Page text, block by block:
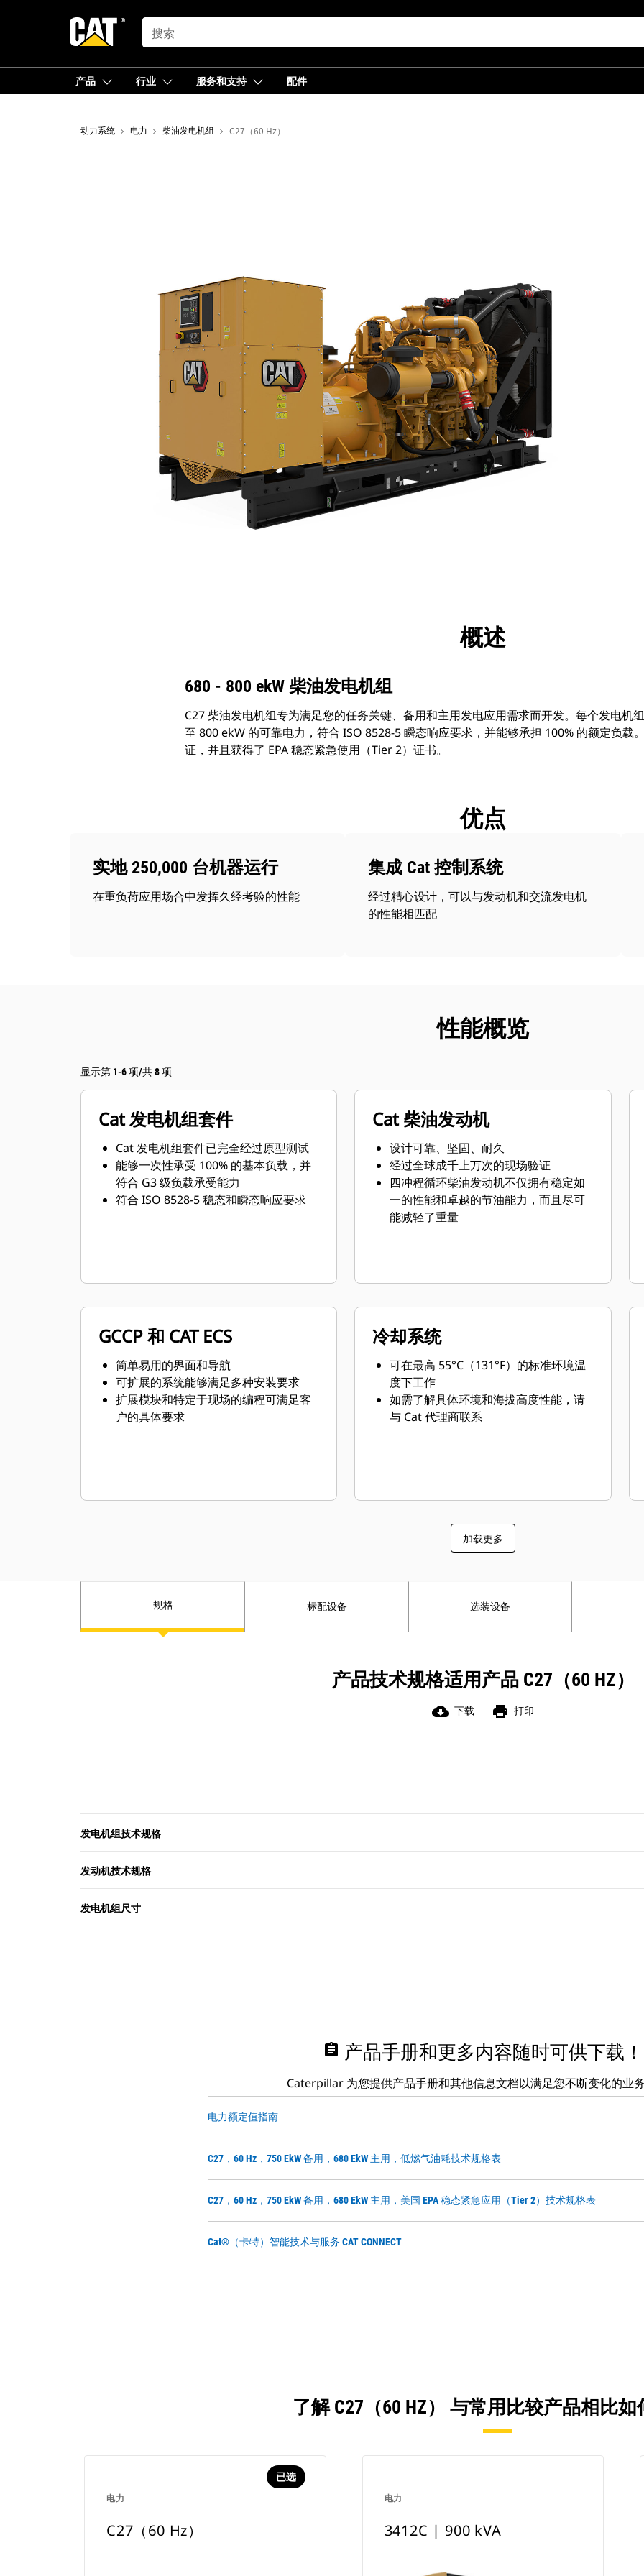
SEARCH
产品 行业 服务和支持 配件
动力系统 电力 柴油发电机组 C27（60 Hz）
展示
概述
680 - 800 ekW 柴油发电机组
C27 柴油发电机组专为满足您的任务关键、备用和主用发电应用需求而开发。每个发电机
至 800 ekW 的可靠电力，符合 ISO 8528-5 瞬态响应要求，并能够承担 100% 的额定负载
证，并且获得了 EPA 稳态紧急使用（Tier 2）证书。
优点
实地 250,000 台机器运行
在重负荷应用场合中发挥久经考验的性能
集成 Cat 控制系统
经过精心设计，可以与发动机和交流发电机
的性能相匹配
性能概览
显示第 1-6 项/共 8 项
Cat 发电机组套件
Cat 发电机组套件已完全经过原型测试
能够一次性承受 100% 的基本负载，并
符合 G3 级负载承受能力
符合 ISO 8528-5 稳态和瞬态响应要求
Cat 柴油发动机
设计可靠、坚固、耐久
经过全球成千上万次的现场验证
四冲程循环柴油发动机不仅拥有稳定如
一的性能和卓越的节油能力，而且尽可
能减轻了重量
GCCP 和 CAT ECS
简单易用的界面和导航
可扩展的系统能够满足多种安装要求
扩展模块和特定于现场的编程可满足客
户的具体要求
冷却系统
可在最高 55°C（131°F）的标准环境温
度下工作
如需了解具体环境和海拔高度性能，请
与 Cat 代理商联系
加载更多
规格 标配设备 选装设备
产品技术规格适用产品 C27（60 HZ）
cloud_download 下载 print 打印
发电机组技术规格
发动机技术规格
发电机组尺寸
assignment 产品手册和更多内容随时可供下载！
Caterpillar 为您提供产品手册和其他信息文档以满足您不断变化的业
电力额定值指南
C27，60 Hz，750 EkW 备用，680 EkW 主用，低燃气油耗技术规格表
C27，60 Hz，750 EkW 备用，680 EkW 主用，美国 EPA 稳态紧急应用（Tier 2）技术规格表
Cat®（卡特）智能技术与服务 CAT CONNECT
了解 C27（60 HZ） 与常用比较产品相比如
电力
已选
C27（60 Hz）
电力
3412C | 900 kVA